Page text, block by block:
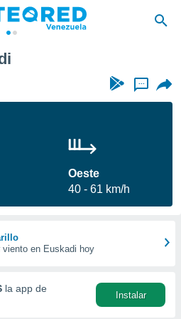
...
Oeste
40
61 km/h
viento en Euskadi hoy
la app de
Instalar